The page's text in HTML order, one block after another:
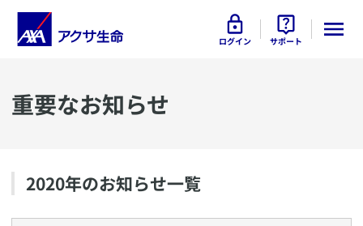
ログイン サポート
重要なお知らせ
2020年のお知らせ一覧